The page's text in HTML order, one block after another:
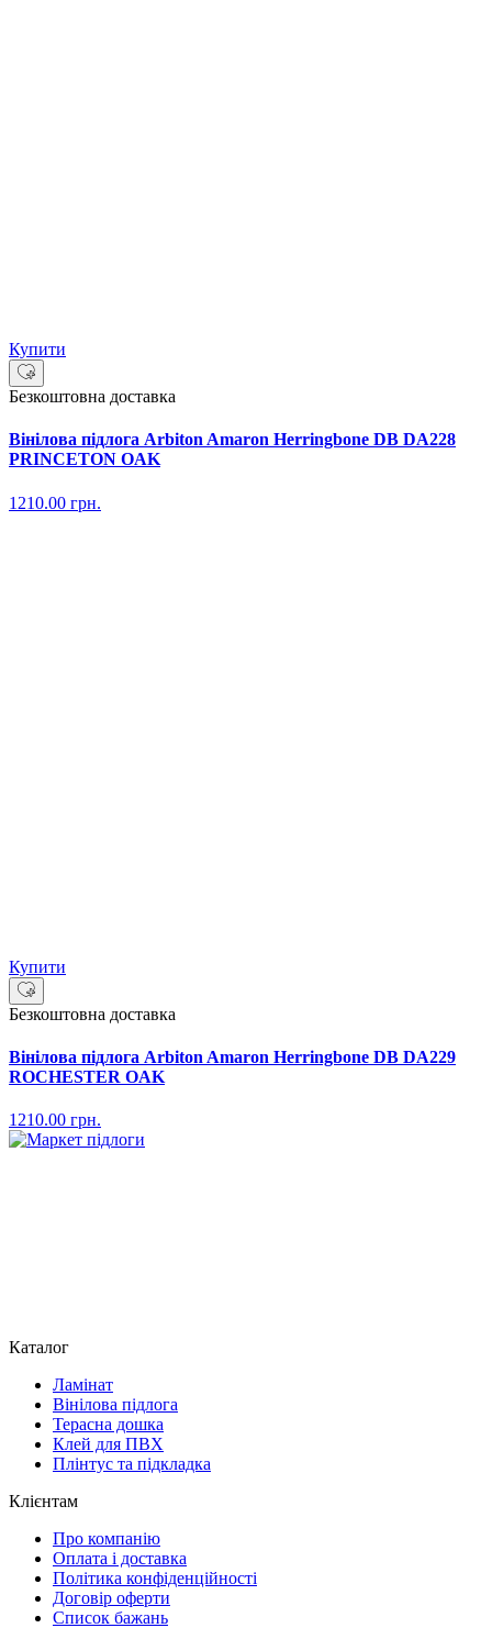
Купити
Безкоштовна доставка
Вінілова підлога Arbiton Amaron Herringbone DB DA228
PRINCETON OAK
1210.00 грн.
Купити
Безкоштовна доставка
Вінілова підлога Arbiton Amaron Herringbone DB DA229
ROCHESTER OAK
1210.00 грн.
Каталог
Ламінат
Вінілова підлога
Терасна дошка
Клей для ПВХ
Плінтус та підкладка
Клієнтам
Про компанію
Оплата і доставка
Політика конфіденційності
Договір оферти
Список бажань